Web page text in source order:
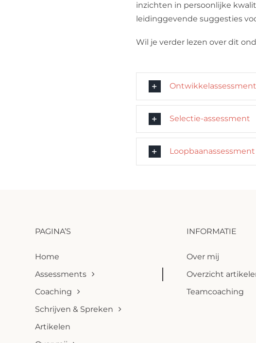
inzichten in persoonlijke
leidinggevende suggesties
Wil je verder lezen over dit
Ontwikkelassessment
Selectie-assessment
Loopbaanassessment
PAGINA’S
Home
Assessments
Coaching
Schrijven & Spreken
Artikelen
INFORMATIE
Over mij
Overzicht
Teamcoaching